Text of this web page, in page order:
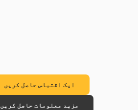
ایک اقتباس حاصل کریں
مزید معلومات حاصل کریں